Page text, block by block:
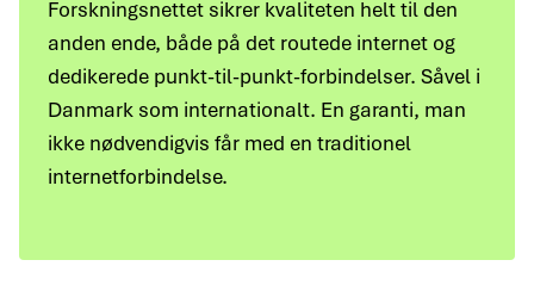
Forskningsnettet sikrer kvaliteten helt til den
anden ende, både på det routede internet og
dedikerede punkt-til-punkt-forbindelser. Såvel i
Danmark som internationalt. En garanti, man
ikke nødvendigvis får med en traditionel
internetforbindelse.